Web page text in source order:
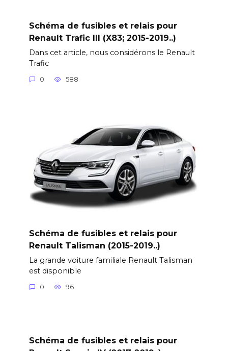
Schéma de fusibles et relais pour
Renault Trafic III (X83; 2015-2019..)
Dans cet article, nous considérons le Renault
Trafic
0 588
Schéma de fusibles et relais pour
Renault Talisman (2015-2019..)
La grande voiture familiale Renault Talisman
est disponible
0 96
Schéma de fusibles et relais pour